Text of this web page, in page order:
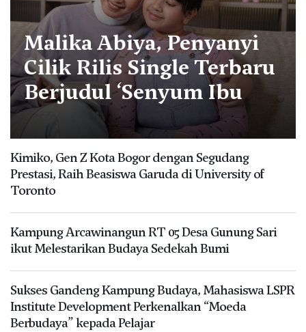
Malika Abiya, Penyanyi
Cilik Rilis Single Terbaru
Berjudul ‘Senyum Ibu
Kimiko, Gen Z Kota Bogor dengan Segudang
Prestasi, Raih Beasiswa Garuda di University of
Toronto
Kampung Arcawinangun RT 05 Desa Gunung Sari
ikut Melestarikan Budaya Sedekah Bumi
Sukses Gandeng Kampung Budaya, Mahasiswa LSPR
Institute Development Perkenalkan “Moeda
Berbudaya” kepada Pelajar